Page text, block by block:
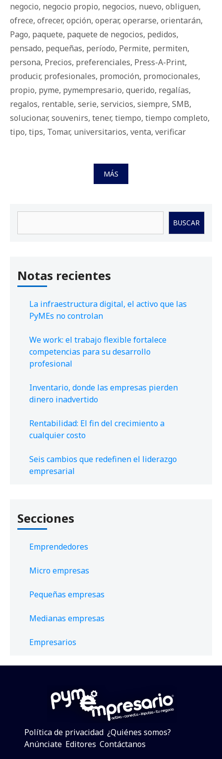
negocio, negocio propio, negocios, nuevo, obliguen,
ofrece, ofrecer, opción, operar, operarse, orientarán,
Pago, paquete, paquete de negocios, pedidos,
pensado, pequeñas, período, Permite, permiten,
persona, Precios, preferenciales, Press-A-Print,
producir, profesionales, promoción, promocionales,
propio, pyme, pymempresario, querido, regalías,
regalos, rentable, serie, servicios, siempre, SMB,
solucionar, souvenirs, tener, tiempo, tiempo completo,
tipo, tips, Tomar, universitarios, venta, verificar
MÁS
BUSCAR
Notas recientes
La infraestructura digital, el activo que las
PyMEs no controlan
We work: el trabajo flexible fortalece
competencias para su desarrollo
profesional
Inventario, donde las empresas pierden
dinero inadvertido
Rentabilidad: El fin del crecimiento a
cualquier costo
Seis cambios que redefinen el liderazgo
empresarial
Secciones
Emprendedores
Micro empresas
Pequeñas empresas
Medianas empresas
Empresarios
Política de privacidad ¿Quiénes somos?
Anúnciate Editores Contáctanos